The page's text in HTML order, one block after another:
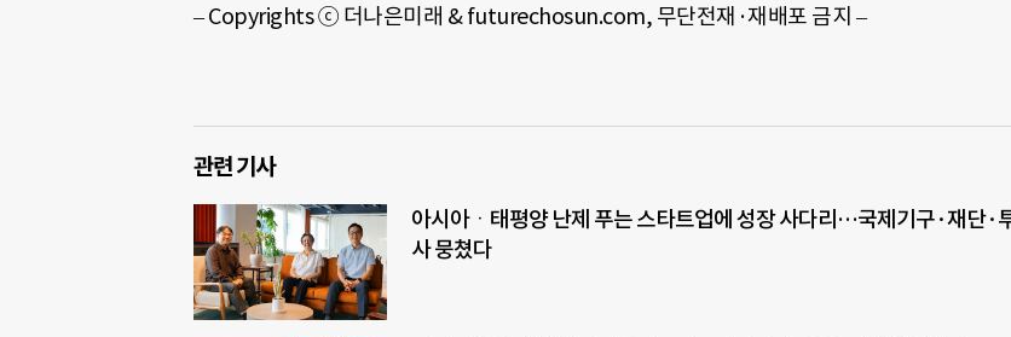
– Copyrights ⓒ 더나은미래 & futurechosun.com, 무단전재·재배포 금지 –
관련 기사
아시아ㆍ태평양 난제 푸는 스타트업에 성장 사다리…국제기구·재단·
사 뭉쳤다